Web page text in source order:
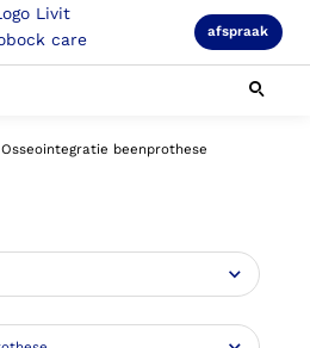
afspraak
Osseointegratie beenprothese